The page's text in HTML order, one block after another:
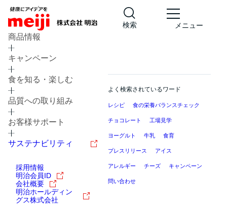
検索 メニュー
商品情報
キャンペーン
食を知る・楽しむ
品質への取り組み
お客様サポート
サステナビリティ
採用情報
明治会員ID
会社概要
明治ホールディン
グス株式会社
よく検索されているワード
レシピ 食の栄養バランスチェック
チョコレート 工場見学
ヨーグルト 牛乳 食育
プレスリリース アイス
アレルギー チーズ キャンペーン
問い合わせ